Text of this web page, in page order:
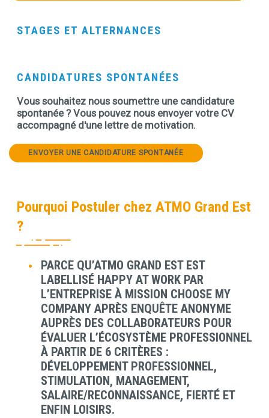
Contenu
STAGES ET ALTERNANCES
Contenu
CANDIDATURES SPONTANÉES
Vous souhaitez nous soumettre une candidature
spontanée ? Vous pouvez nous envoyer votre CV
accompagné d'une lettre de motivation.
ENVOYER UNE CANDIDATURE SPONTANÉE
Pourquoi Postuler chez ATMO Grand Est
?
ContenuPARCE QU’ATMO GRAND EST EST
LABELLISÉ HAPPY AT WORK PAR
L’ENTREPRISE À MISSION CHOOSE MY
COMPANY APRÈS ENQUÊTE ANONYME
AUPRÈS DES COLLABORATEURS POUR
ÉVALUER L’ÉCOSYSTÈME PROFESSIONNEL
À PARTIR DE 6 CRITÈRES :
DÉVELOPPEMENT PROFESSIONNEL,
STIMULATION, MANAGEMENT,
SALAIRE/RECONNAISSANCE, FIERTÉ ET
ENFIN LOISIRS.